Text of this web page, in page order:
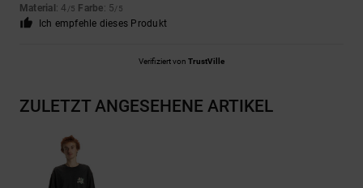
Material : 4 /5 Farbe: 5/5
Ich empfehle dieses Produkt
Verifiziert von TrustVille
ZULETZT ANGESEHENE ARTIKEL